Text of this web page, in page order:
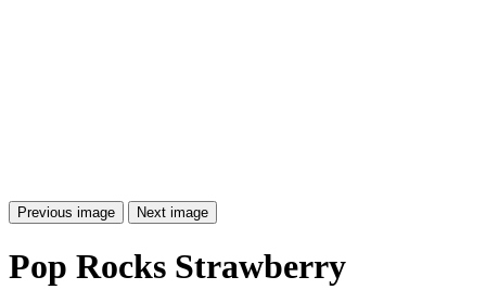
Previous image Next image
Pop Rocks Strawberry